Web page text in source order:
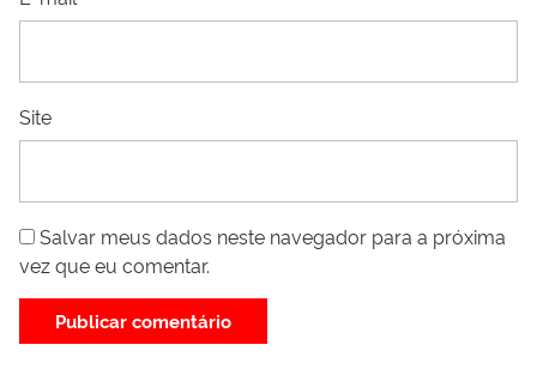
Site
Salvar meus dados neste navegador para a próxima
vez que eu comentar.